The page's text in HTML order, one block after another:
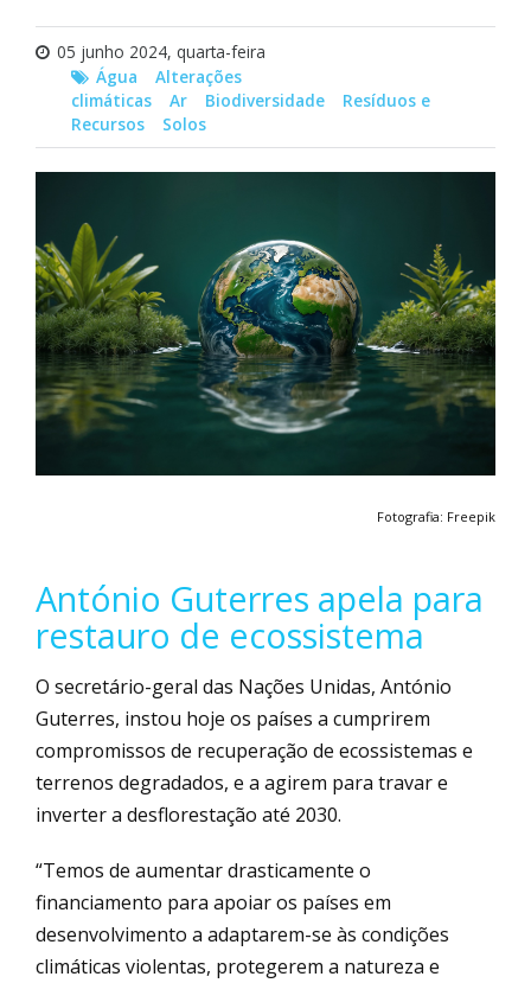
05 junho 2024, quarta-feira
Água
Alterações
climáticas
Ar Biodiversidade
Resíduos e
Recursos
Solos
Fotografia: Freepik
António Guterres apela para
restauro de ecossistema
O secretário-geral das Nações Unidas, António
Guterres, instou hoje os países a cumprirem
compromissos de recuperação de ecossistemas e
terrenos degradados, e a agirem para travar e
inverter a desflorestação até 2030.
“Temos de aumentar drasticamente o
financiamento para apoiar os países em
desenvolvimento a adaptarem-se às condições
climáticas violentas, protegerem a natureza e